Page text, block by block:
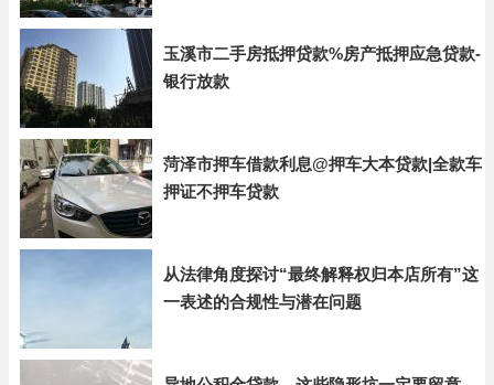
玉溪市二手房抵押贷款%房产抵押应急贷款-
银行放款
菏泽市押车借款利息@押车大本贷款|全款车
押证不押车贷款
从法律角度探讨“最终解释权归本店所有”这
一表述的合规性与潜在问题